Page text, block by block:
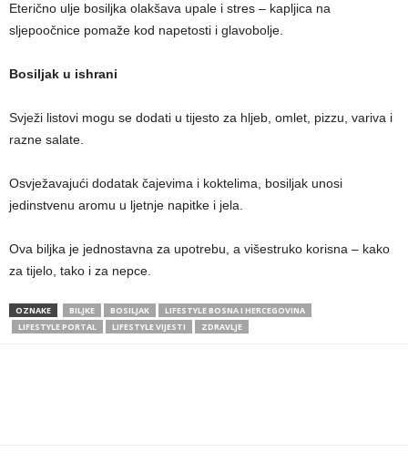
Eterično ulje bosiljka olakšava upale i stres – kapljica na
sljepoočnice pomaže kod napetosti i glavobolje.
Bosiljak u ishrani
Svježi listovi mogu se dodati u tijesto za hljeb, omlet, pizzu, variva i
razne salate.
Osvježavajući dodatak čajevima i koktelima, bosiljak unosi
jedinstvenu aromu u ljetnje napitke i jela.
Ova biljka je jednostavna za upotrebu, a višestruko korisna – kako
za tijelo, tako i za nepce.
OZNAKE BILJKE BOSILJAK
LIFESTYLE BOSNA I HERCEGOVINA
LIFESTYLE PORTAL
LIFESTYLE VIJESTI ZDRAVLJE